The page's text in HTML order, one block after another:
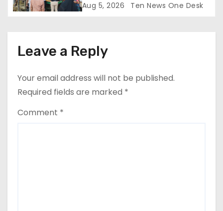
Aug 5, 2026 Ten News One Desk
Leave a Reply
Your email address will not be published.
Required fields are marked *
Comment *